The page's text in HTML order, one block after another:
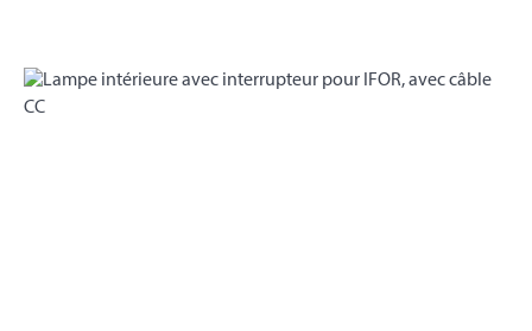
Skip image gallery